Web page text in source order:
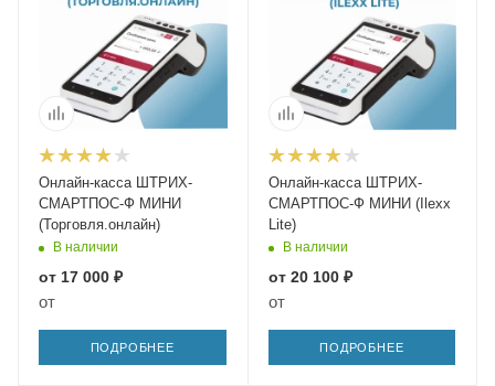
Онлайн-касса ШТРИХ-
СМАРТПОС-Ф МИНИ
(Торговля.онлайн)
В наличии
от 17 000 ₽
от
ПОДРОБНЕЕ
Онлайн-касса ШТРИХ-
СМАРТПОС-Ф МИНИ (Ilexx
Lite)
В наличии
от 20 100 ₽
от
ПОДРОБНЕЕ